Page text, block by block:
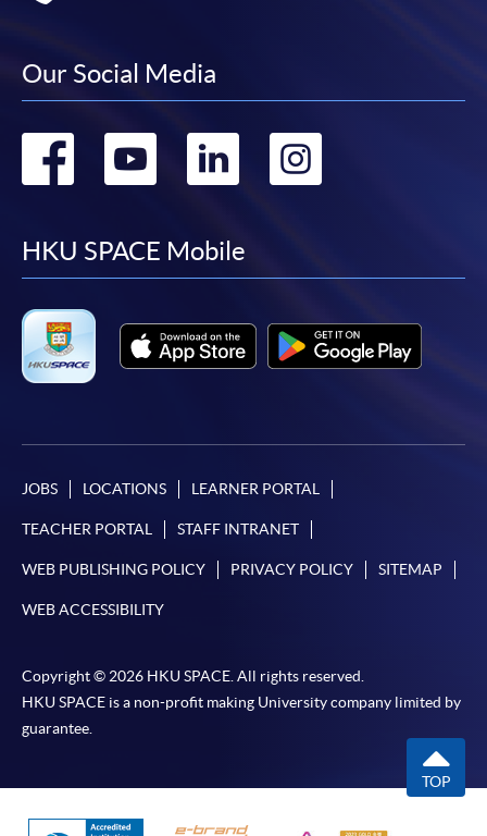
Our Social Media
Go
facebook
Go
youtube
Go
linkedin
Go
HKU SPACE Mobile
JOBS LOCATIONS LEARNER PORTAL
TEACHER PORTAL STAFF INTRANET
WEB PUBLISHING POLICY PRIVACY POLICY SITEMAP
WEB ACCESSIBILITY
Copyright © 2026 HKU SPACE. All rights reserved.
HKU SPACE is a non-profit making University company limited by
guarantee.
TOP